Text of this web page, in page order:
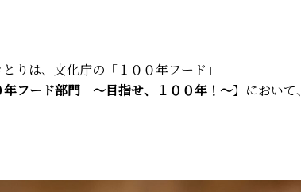
りは、文化庁の「１００年フード」
年フード部門 ～目指せ、１００年！～】において、